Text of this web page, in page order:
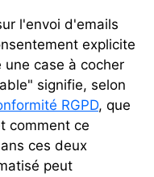
l'envoi d'emails
explicite
case à cocher
signifie, selon
RGPD, que
comment ce
ces deux
peut